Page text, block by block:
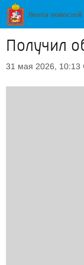
Получил
31 мая 2026, 10:13